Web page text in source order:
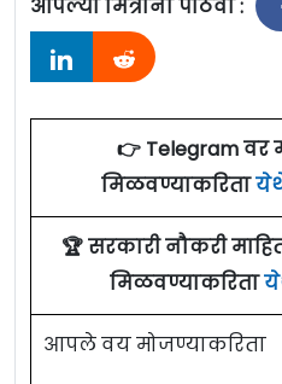
आपल्या मित्रांना पाठवा :
👉 Telegram वर
मिळवण्याकरिता
🏆 सरकारी नौकरी
मिळवण्याकरिता
आपले वय मोजण्याकरिता